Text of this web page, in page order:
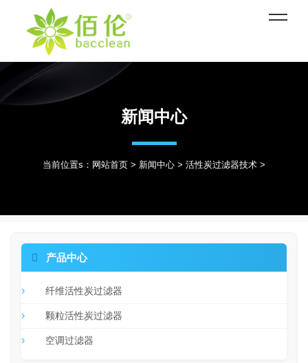
新闻中心
当前位置s： 网站首页 > 新闻中心 > 活性炭过滤器技术 >
 产品中心
纤维活性炭过滤器
颗粒活性炭过滤器
空调过滤器